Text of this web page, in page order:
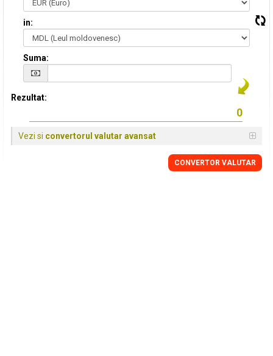
in:
Suma:
Rezultat:
Vezi si convertorul valutar avansat
CONVERTOR VALUTAR